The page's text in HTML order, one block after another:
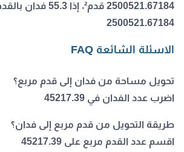
2500521.67184 قدم²،
2500521.67184
الاسئلة الشائعة FAQ
تحويل مساحة من فدان إلى قدم مربع؟
اضرب عدد الفدان في 45217.39
طريقة التحويل من قدم مربع إلى فدان؟
اقسم عدد القدم مربع على 45217.39